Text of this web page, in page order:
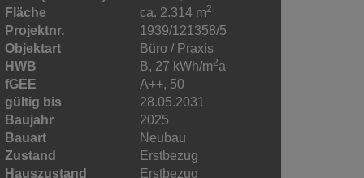
Fläche
ca. 2.314 m2
Projektnr.
1939/121358/5
Objektart
Büro / Praxis
HWB
B, 27 kWh/m2a
fGEE
A++, 50
gültig bis
28.05.2031
Baujahr
2025
Bauart
Neubau
Zustand
Erstbezug
Hauszustand
Erstbezug